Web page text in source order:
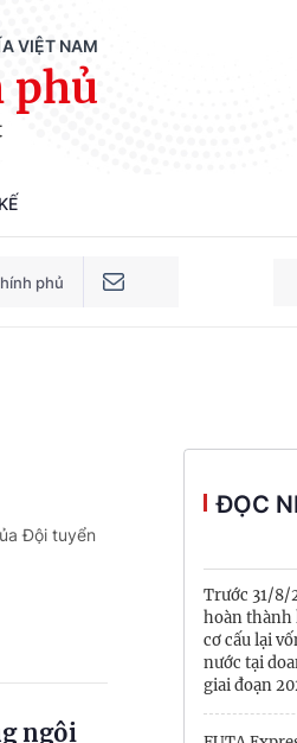
VIỆT NAM
phủ
phủ
Đội tuyển
ngôi
ĐỌC
Trước 31/8/
hoàn thành
cơ cấu lại
nước tại
giai đoạn